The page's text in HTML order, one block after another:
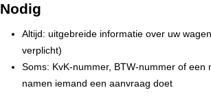
Nodig
Altijd: uitgebreide informatie over uw
verplicht)
Soms: KvK-nummer, BTW-nummer of een
namen iemand een aanvraag doet